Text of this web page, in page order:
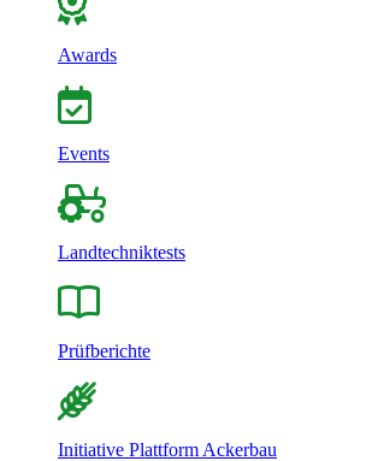
Awards
Events
Landtechniktests
Prüfberichte
Initiative Plattform Ackerbau